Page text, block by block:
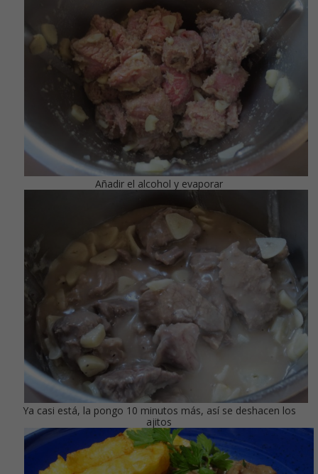
Añadir el alcohol y evaporar
Ya casi está, la pongo 10 minutos más, así se deshacen los
ajitos